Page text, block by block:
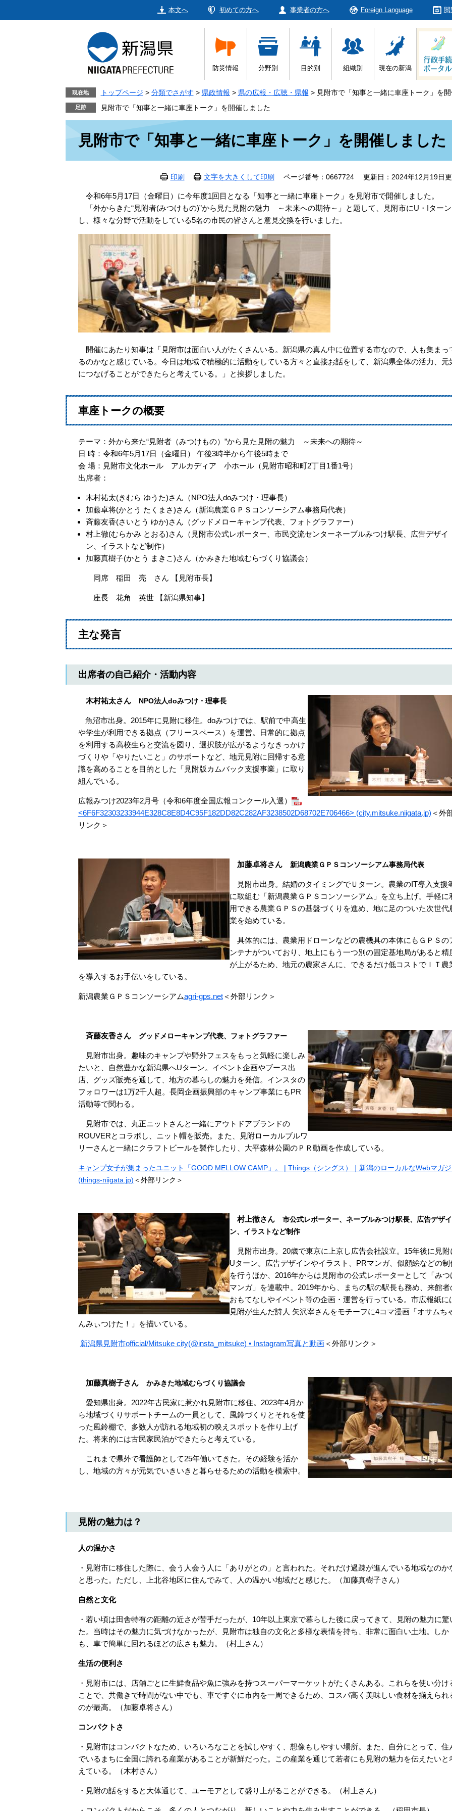
本文へ 初めての方へ 事業者の方へ Foreign Language 閲
防災情報 分野別 目的別 組織別 現在の新潟
現在地 トップページ > 分類でさがす > 県政情報 > 県の広報・広聴・県報 > 見附市で「知事と一緒に車座トーク」を
見附市で「知事と一緒に車座トーク」を開催しました
見附市で「知事と一緒に車座トーク」を開催しました
印刷 文字を大きくして印刷 ページ番号：0667724 更新日：2024年12月19日
令和6年5月17日（金曜日）に今年度1回目となる「知事と一緒に車座トーク」を見附市で開催しました。
「外からきた“見附者(みつけもの)”から見た見附の魅力 ～未来への期待～」と題して、見附市にU・Iターン
し、様々な分野で活動をしている5名の市民の皆さんと意見交換を行いました。
開催にあたり知事は「見附市は面白い人がたくさんいる。新潟県の真ん中に位置する市なので、人も集まっ
るのかなと感じている。今日は地域で積極的に活動をしている方々と直接お話をして、新潟県全体の活力、元
につなげることができたらと考えている。」と挨拶しました。
車座トークの概要
テーマ：外から来た“見附者（みつけもの）”から見た見附の魅力 ～未来への期待～
日 時：令和6年5月17日（金曜日） 午後3時半から午後5時まで
会 場：見附市文化ホール アルカディア 小ホール（見附市昭和町2丁目1番1号）
出席者：
木村祐太(きむら ゆうた)さん（NPO法人doみつけ・理事長）
加藤卓将(かとう たくまさ)さん（新潟農業ＧＰＳコンソーシアム事務局代表）
斉藤友香(さいとう ゆか)さん（グッドメローキャンプ代表、フォトグラファー）
村上徹(むらかみ とおる)さん（見附市公式レポーター、市民交流センターネーブルみつけ駅長、広告デザイ
ン、イラストなど制作）
加藤真樹子(かとう まきこ)さん（かみきた地域むらづくり協議会）
同席 稲田 亮 さん 【見附市長】
座長 花角 英世 【新潟県知事】
主な発言
出席者の自己紹介・活動内容
木村祐太さん NPO法人doみつけ・理事長
魚沼市出身。2015年に見附に移住。doみつけでは、駅前で中高生
や学生が利用できる拠点（フリースペース）を運営。日常的に拠点
を利用する高校生らと交流を図り、選択肢が広がるようなきっかけ
づくりや「やりたいこと」のサポートなど、地元見附に回帰する意
識を高めることを目的とした「見附版カムバック支援事業」に取り
組んでいる。
広報みつけ2023年2月号（令和6年度全国広報コンクール入選）
<6F6F32303233944E328C8E8D4C95F182DD82C282AF3238502D68702E706466> (city.mitsuke.niigata.jp) ＜外
リンク＞
加藤卓将さん 新潟農業ＧＰＳコンソーシアム事務局代表
見附市出身。結婚のタイミングでＵターン。農業のIT導入支援
に取組む「新潟農業ＧＰＳコンソーシアム」を立ち上げ。手軽に
用できる農業ＧＰＳの基盤づくりを進め、地に足のついた次世代
業を始めている。
具体的には、 農業用ドローンなどの農機具の本体にもＧＰＳの
ンテナがついており、地上にもう一つ別の固定基地局があると精
が上がるため、地元の農家さんに、できるだけ低コストでＩＴ農
を導入するお手伝いをしている。
新潟農業ＧＰＳコンソーシアムagri-gps.net＜外部リンク＞
​斉藤友香さん グッドメローキャンプ代表、フォトグラファー​
見附市出身。趣味のキャンプや野外フェスをもっと気軽に楽しみ
たいと、自然豊かな新潟県へUターン。イベント企画やブース出
店、グッズ販売を通して、地方の暮らしの魅力を発信。インスタの
フォロワーは1万2千人超。長岡企画振興部のキャンプ事業にもPR
活動等で関わる。
見附市では、丸正ニットさんと一緒にアウトドアブランドの
ROUVERとコラボし、ニット帽を販売。また、見附ローカルブルワ
リーさんと一緒にクラフトビールを製作したり、大平森林公園のＰＲ動画を作成している。
キャンプ女子が集まったユニット「GOOD MELLOW CAMP」。 | Things（シングス）｜新潟のローカルなWebマガ
(things-niigata.jp) ＜外部リンク＞
​村上徹さん 市公式レポーター、ネーブルみつけ駅長、 広告デザイ
ン、イラストなど制作​
見附市出身。20歳で東京に上京し広告会社設立。15年後に見附
Uターン。広告デザインやイラスト、PRマンガ、似顔絵などの制
を行うほか、2016年からは見附市の公式レポーターとして「みつ
マンガ」を連載中。2019年から、まちの駅の駅長も務め、来館者
おもてなしやイベント等の企画・運営を行っている。 市広報紙に
見附が生んだ詩人 矢沢宰さんをモチーフに4コマ漫画「オサムち
んみぃつけた！」を描いている。
新潟県見附市official/Mitsuke city(@insta_mitsuke) • Instagram写真と動画＜外部リンク＞
加藤真樹子さん かみきた地域むらづくり協議会
愛知県出身。2022年古民家に惹かれ見附市に移住。2023年4月か
ら地域づくりサポートチームの一員として、風鈴づくりとそれを使
った風鈴棚で、多数人が訪れる地域初の映えスポットを作り上げ
た。将来的には古民家民泊ができたらと考えている。
これまで県外で看護師として25年働いてきた。その経験を活か
し、地域の方々が元気でいきいきと暮らせるための活動を模索中。
見附の魅力は？
人の温かさ
・見附市に移住した際に、会う人会う人に「ありがとの」と言われた。それだけ過疎が進んでいる地域なのか
と思った。ただし、上北谷地区に住んでみて、人の温かい地域だと感じた。（加藤真樹子さん）
自然と文化
・若い頃は田舎特有の距離の近さが苦手だったが、10年以上東京で暮らした後に戻ってきて、見附の魅力に驚
た。当時はその魅力に気づけなかったが、見附市は独自の文化と多様な表情を持ち、非常に面白い土地。しか
も、車で簡単に回れるほどの広さも魅力。（村上さん）
生活の便利さ
・見附市には、店舗ごとに生鮮食品や魚に強みを持つスーパーマーケットがたくさんある。これらを使い分け
ことで、共働きで時間がない中でも、車ですぐに市内を一周できるため、コスパ高く美味しい食材を揃えられ
のが最高。（加藤卓将さん）
コンパクトさ
・見附市はコンパクトなため、いろいろなことを試しやすく、想像もしやすい場所。また、自分にとって、住
でいるまちに全国に誇れる産業があることが新鮮だった。この産業を通じて若者にも見附の魅力を伝えたいと
えている。（木村さん）
・見附の話をすると大体通じて、ユーモアとして盛り上がることができる。（村上さん）